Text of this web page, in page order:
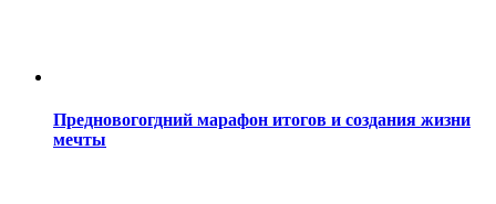
Предновогогдний марафон итогов и создания жизни
мечты